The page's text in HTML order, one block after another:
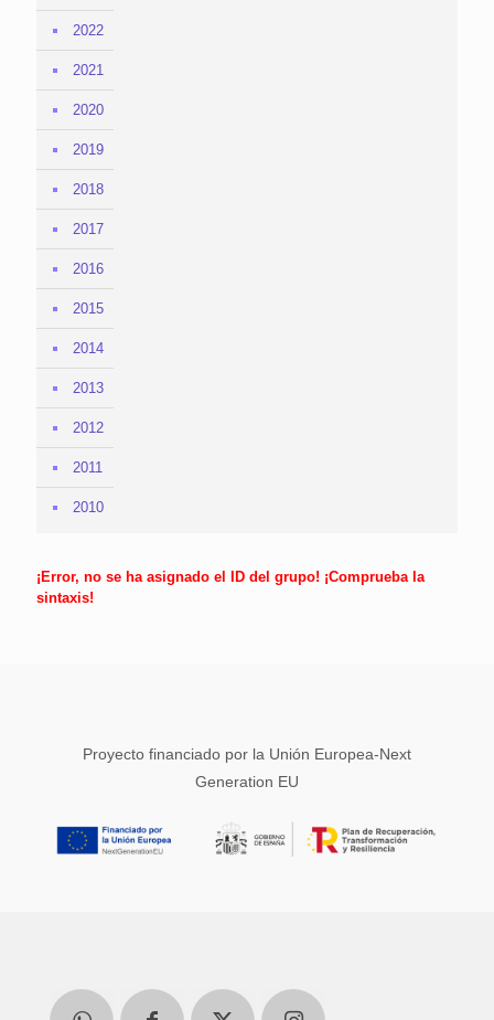
2022
2021
2020
2019
2018
2017
2016
2015
2014
2013
2012
2011
2010
¡Error, no se ha asignado el ID del grupo! ¡Comprueba la
sintaxis!
Proyecto financiado por la Unión Europea-Next
Generation EU